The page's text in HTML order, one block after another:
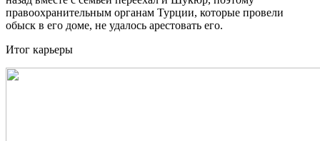
правоохранительным органам Турции, которые провели
обыск в его доме, не удалось арестовать его.
Итог карьеры